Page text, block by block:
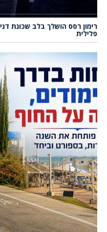
רימון רסס הושלך בלב שכונת
פלילית